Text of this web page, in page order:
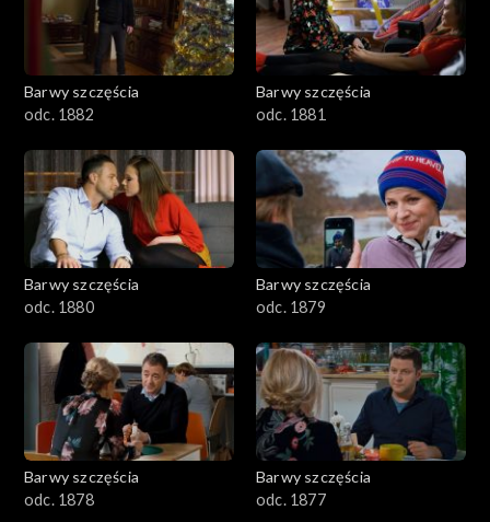
Barwy szczęścia
odc. 1882
Barwy szczęścia
odc. 1881
Barwy szczęścia
odc. 1880
Barwy szczęścia
odc. 1879
Barwy szczęścia
odc. 1878
Barwy szczęścia
odc. 1877